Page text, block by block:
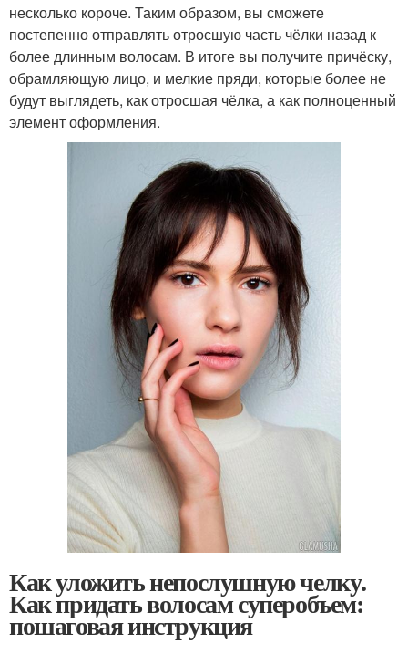
несколько короче. Таким образом, вы сможете
постепенно отправлять отросшую часть чёлки назад к
более длинным волосам. В итоге вы получите причёску,
обрамляющую лицо, и мелкие пряди, которые более не
будут выглядеть, как отросшая чёлка, а как полноценный
элемент оформления.
Как уложить непослушную челку.
Как придать волосам суперобъем:
пошаговая инструкция